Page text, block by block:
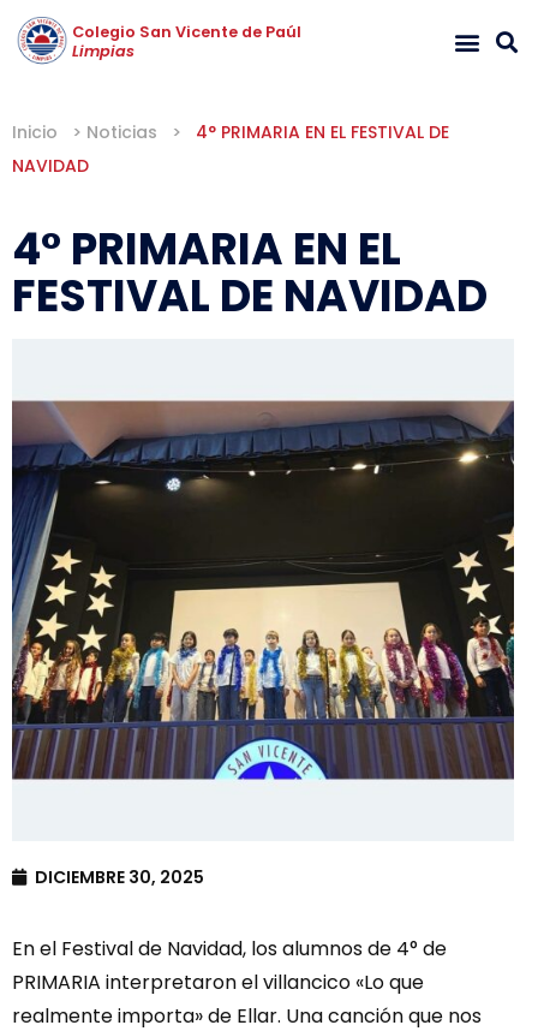
Colegio San Vicente de Paúl
Limpias
Inicio > Noticias >
4° PRIMARIA EN EL FESTIVAL DE
NAVIDAD
4° PRIMARIA EN EL
FESTIVAL DE NAVIDAD
DICIEMBRE 30, 2025
En el Festival de Navidad, los alumnos de 4° de
PRIMARIA interpretaron el villancico «Lo que
realmente importa» de Ellar. Una canción que nos